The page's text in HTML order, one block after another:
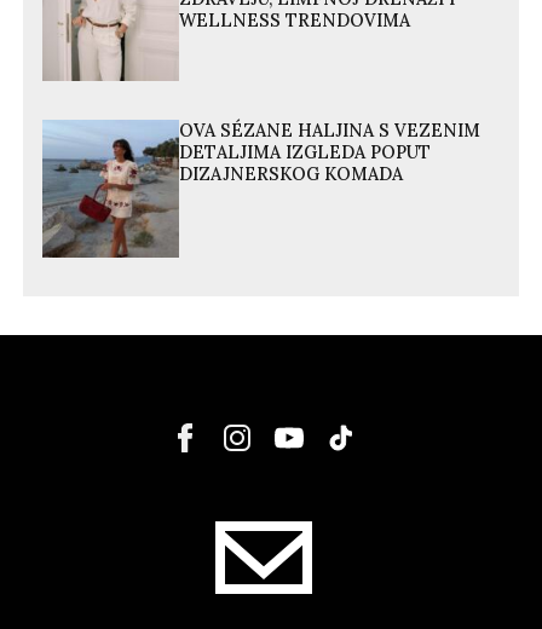
WELLNESS TRENDOVIMA
OVA SÉZANE HALJINA S VEZENIM
DETALJIMA IZGLEDA POPUT
DIZAJNERSKOG KOMADA